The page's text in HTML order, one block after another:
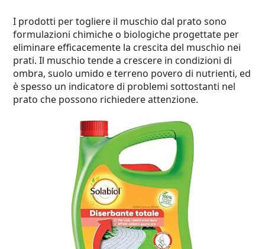
I prodotti per togliere il muschio dal prato sono
formulazioni chimiche o biologiche progettate per
eliminare efficacemente la crescita del muschio nei
prati. Il muschio tende a crescere in condizioni di
ombra, suolo umido e terreno povero di nutrienti, ed
è spesso un indicatore di problemi sottostanti nel
prato che possono richiedere attenzione.